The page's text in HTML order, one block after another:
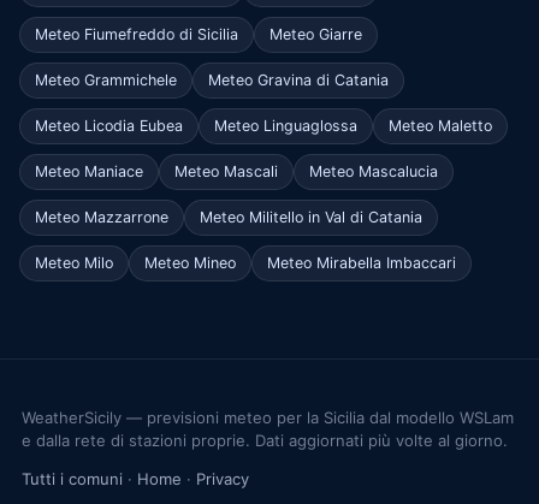
Meteo Fiumefreddo di Sicilia Meteo Giarre
Meteo Grammichele Meteo Gravina di Catania
Meteo Licodia Eubea Meteo Linguaglossa Meteo Maletto
Meteo Maniace Meteo Mascali Meteo Mascalucia
Meteo Mazzarrone Meteo Militello in Val di Catania
Meteo Milo Meteo Mineo Meteo Mirabella Imbaccari
WeatherSicily — previsioni meteo per la Sicilia dal modello WSLam
e dalla rete di stazioni proprie. Dati aggiornati più volte al giorno.
Tutti i comuni · Home · Privacy